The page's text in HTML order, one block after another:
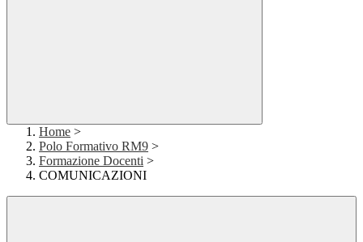
Home >
Polo Formativo RM9 >
Formazione Docenti >
COMUNICAZIONI